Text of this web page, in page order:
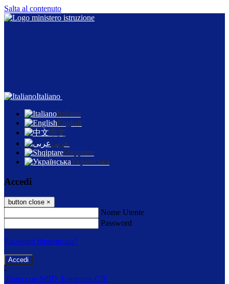
Salta al contenuto
Italiano
Italiano
English
中文
عربى
Shqiptare
Українська
Accedi
button close ×
Nome Utente
Password
Password dimenticata?
-
Entra con SPID Entra con CIE